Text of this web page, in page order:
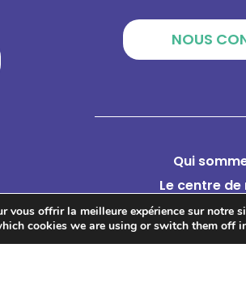
NOUS
Qui
Le centre
Catalogue
Annuaire
vous offrir la meilleure expérience sur notre
cookies we are using or switch them off